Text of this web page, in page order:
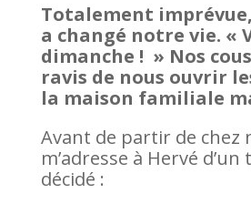
Totalement
a changé notre vie. «
dimanche ! » Nos
ravis de nous ouvrir
la maison familiale
Avant de partir de chez
m’adresse à Hervé
décidé :